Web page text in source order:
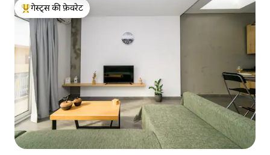
गेस्ट्स का टॉप फ़ेवरेट
गेस्ट्स की फ़ेवरेट